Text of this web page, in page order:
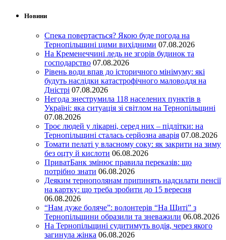
Новини
Спека повертається? Якою буде погода на
Тернопільщині цими вихідними 07.08.2026
На Кременеччині ледь не згорів будинок та
господарство 07.08.2026
Рівень води впав до історичного мінімуму: які
будуть наслідки катастрофічного маловоддя на
Дністрі 07.08.2026
Негода знеструмила 118 населених пунктів в
Україні: яка ситуація зі світлом на Тернопільщині
07.08.2026
Троє людей у лікарні, серед них – підлітки: на
Тернопільщині сталась серйозна аварія 07.08.2026
Томати пелаті у власному соку: як закрити на зиму
без оцту й кислоти 06.08.2026
ПриватБанк змінює правила переказів: що
потрібно знати 06.08.2026
Деяким тернополянам припинять надсилати пенсії
на картку: що треба зробити до 15 вересня
06.08.2026
“Нам дуже боляче”: волонтерів “На Щиті” з
Тернопільщини образили та зневажили 06.08.2026
На Тернопільщині судитимуть водія, через якого
загинула жінка 06.08.2026